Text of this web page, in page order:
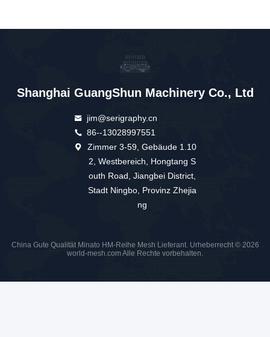
Shanghai GuangShun Machinery Co., Ltd
jim@serigraphy.cn
86--13028997551
Zimmer 3-59, Gebäude 1.10
2, Westbereich, Hongtang S
outh Road, Jiangbei District,
Stadt Ningbo, Provinz Zhejia
ng
China Gute Qualität Minato HM-Reihe Mesh Lieferant. Urheberrecht © 2026
world-mesh.com Alle Rechte vorbehalten.